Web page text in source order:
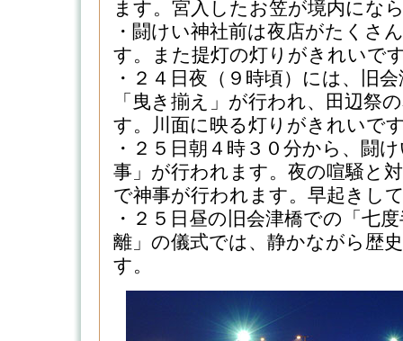
ます。宮入したお笠が境内にな
・闘けい神社前は夜店がたくさ
す。また提灯の灯りがきれいで
・２４日夜（９時頃）には、旧
「曳き揃え」が行われ、田辺祭
す。川面に映る灯りがきれいで
・２５日朝４時３０分から、闘
事」が行われます。夜の喧騒と
で神事が行われます。早起きし
・２５日昼の旧会津橋での「七
離」の儀式では、静かながら歴
す。